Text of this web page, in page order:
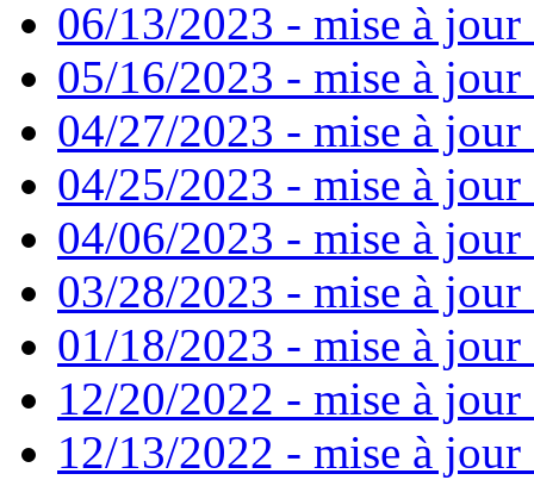
06/13/2023 - mise à
05/16/2023 - mise à jour
04/27/2023 - mise à jour
04/25/2023 - mise à jour
04/06/2023 - mise à jour
03/28/2023 - mise à jour
01/18/2023 - mise à jour
12/20/2022 - mise à jour
12/13/2022 - mise à